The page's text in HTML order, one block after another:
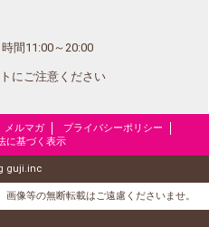
間11:00～20:00
にご注意ください
メルマガ
プライバシーポリシー
に基づく表示
guji.inc
画像等の無断転載はご遠慮くださいませ。